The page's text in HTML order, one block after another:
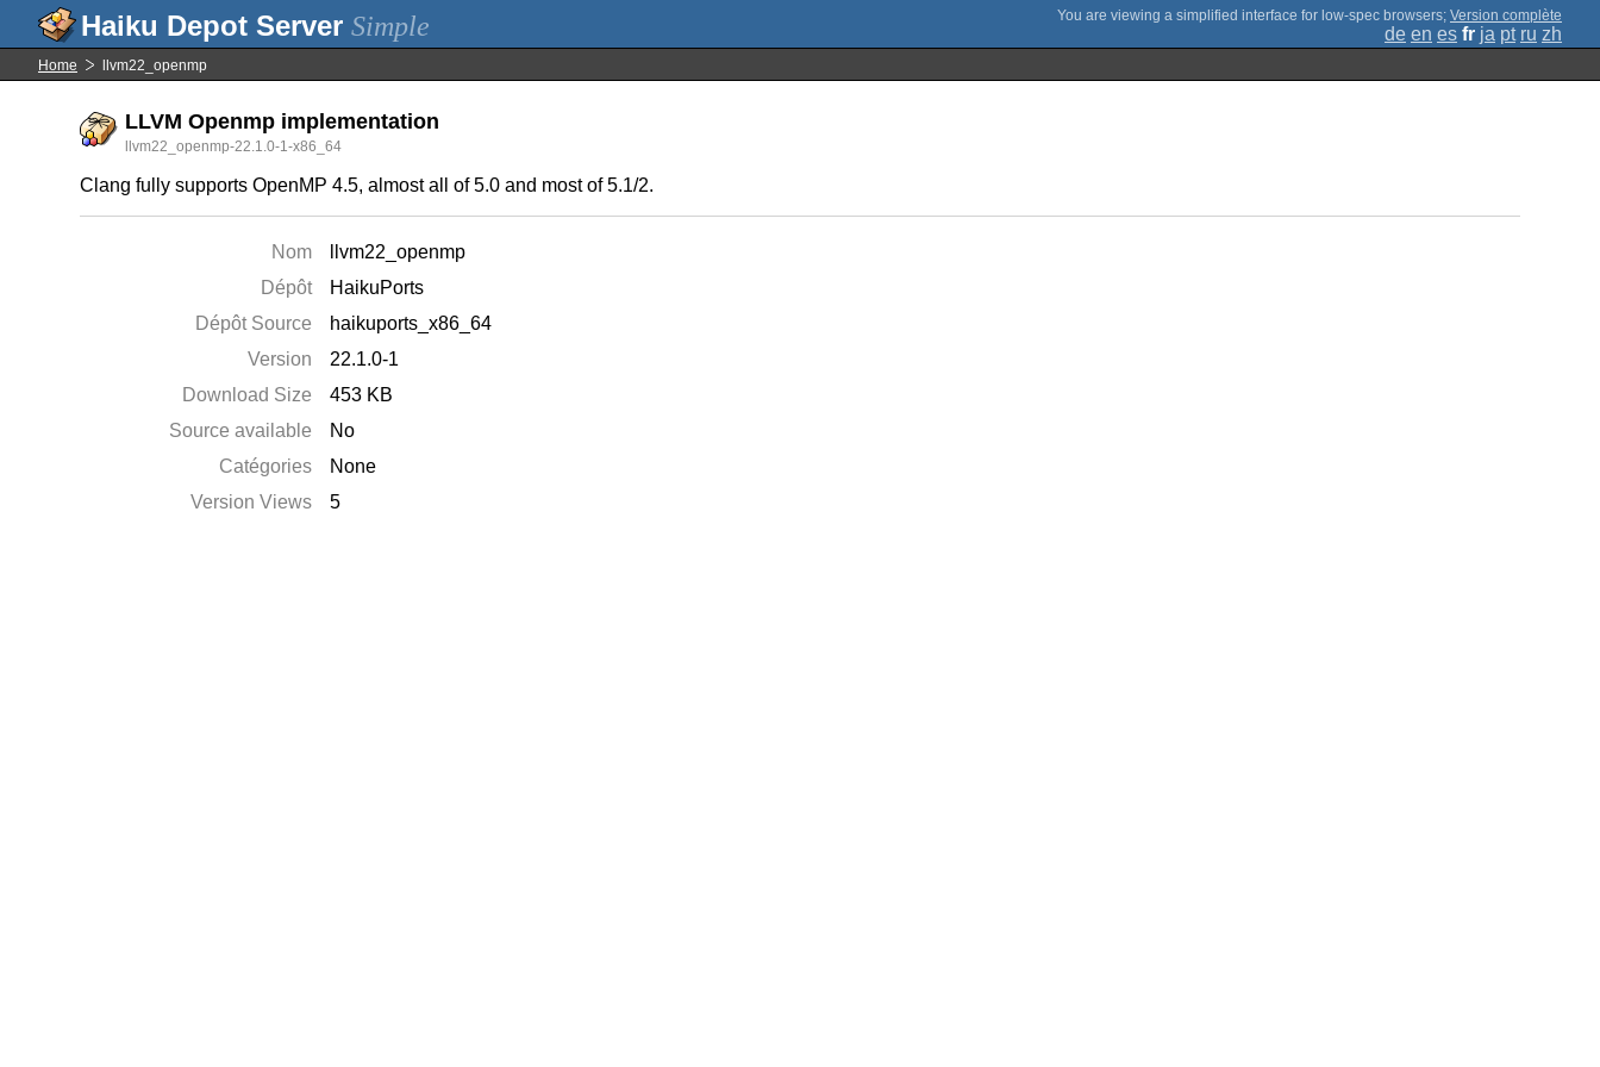
Simple ; Version complète
de en es fr ja pt ru zh
Home llvm22_openmp
LLVM Openmp implementation
llvm22_openmp-22.1.0-1-x86_64
Clang fully supports OpenMP 4.5, almost all of 5.0 and most of 5.1/2.
Nom
llvm22_openmp
Dépôt
HaikuPorts
Dépôt Source
haikuports_x86_64
Version
22.1.0-1
Download Size
453 KB
Source available
No
Catégories
None
Version Views
5